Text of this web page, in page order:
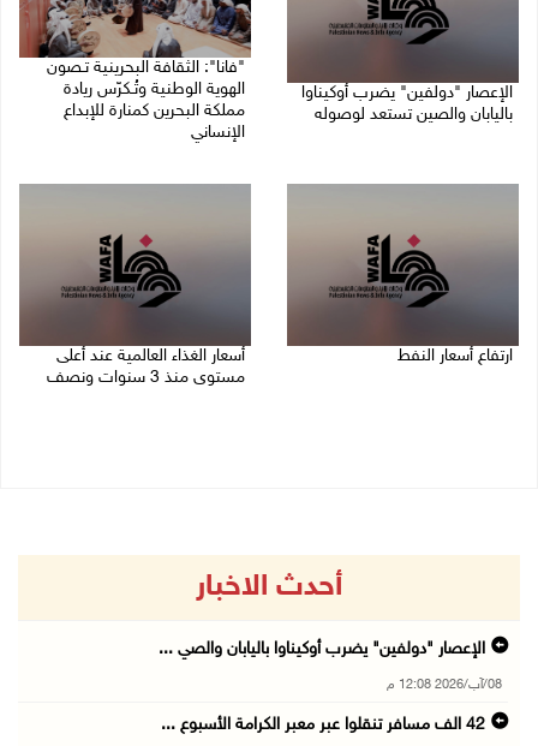
الإعصار "دولفين" يضرب أوكيناوا
باليابان والصين تستعد لوصوله
"فانا": الثقافة البحرينية تـصون
الهوية الوطنية وتُـكرّس ريادة
مملكة البحرين كمنارة للإبداع
الإنساني
ارتفاع أسعار النفط
أسعار الغذاء العالمية عند أعلى
مستوى منذ 3 سنوات ونصف
أحدث الاخبار
الإعصار "دولفين" يضرب أوكيناوا باليابان والصي ...
08/آب/2026 12:08 م
42 الف مسافر تنقلوا عبر معبر الكرامة الأسبوع ...